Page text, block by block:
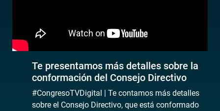
Te presentamos más detalles sobre la
conformación del Consejo Directivo
#CongresoTVDigital | Te contamos más detalles
sobre el Consejo Directivo, que está conformado